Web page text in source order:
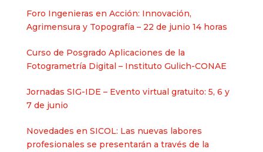
Foro Ingenieras en Acción: Innovación,
Agrimensura y Topografía – 22 de junio 14 horas
Curso de Posgrado Aplicaciones de la
Fotogrametría Digital – Instituto Gulich-CONAE
Jornadas SIG-IDE – Evento virtual gratuito: 5, 6 y
7 de junio
Novedades en SICOL: Las nuevas labores
profesionales se presentarán a través de la